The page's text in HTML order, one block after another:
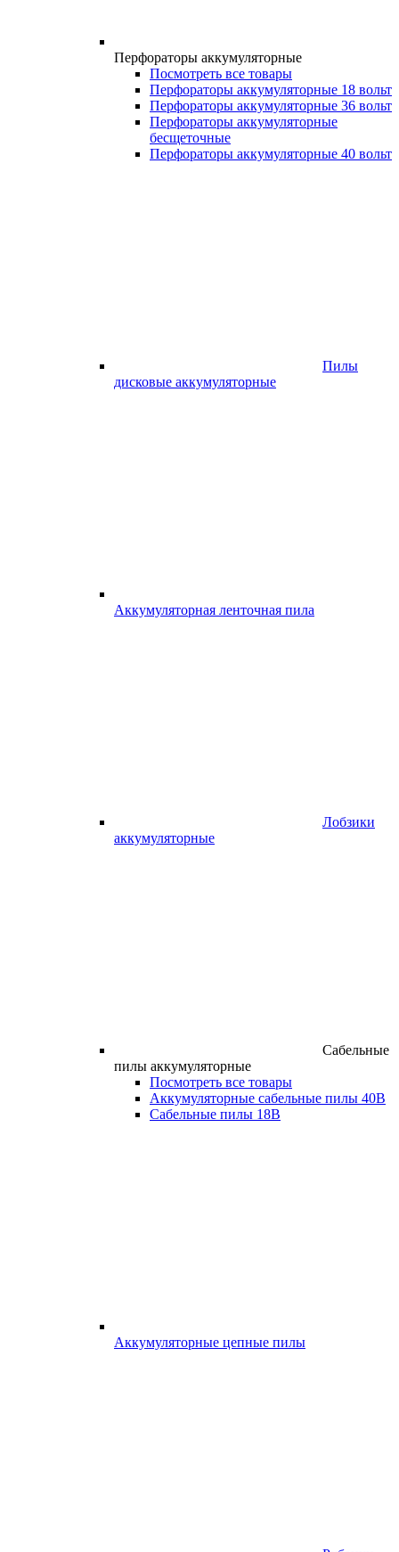
Перфораторы аккумуляторные
Посмотреть все товары
Перфораторы аккумуляторные 18 вольт
Перфораторы аккумуляторные 36 вольт
Перфораторы аккумуляторные
бесщеточные
Перфораторы аккумуляторные 40 вольт
Пилы
дисковые аккумуляторные
Аккумуляторная ленточная пила
Лобзики
аккумуляторные
Сабельные
пилы аккумуляторные
Посмотреть все товары
Аккумуляторные сабельные пилы 40В
Сабельные пилы 18В
Аккумуляторные цепные пилы